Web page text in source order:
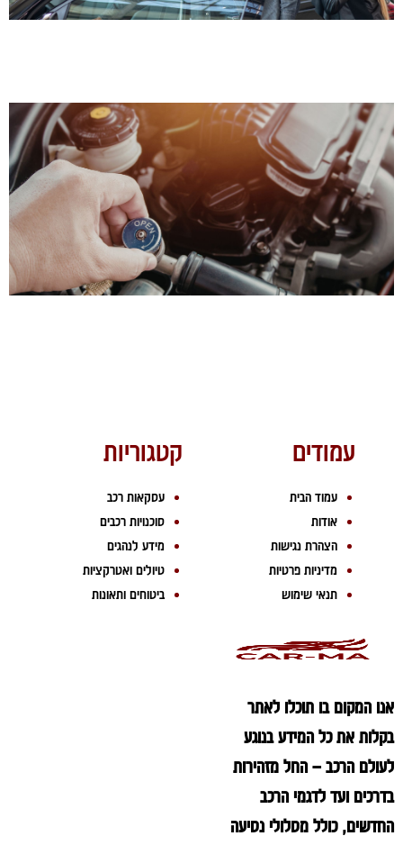
אנו המקום בו תוכלו לאתר
בקלות את כל המידע בנוגע
לעולם הרכב – החל מזהירות
בדרכים ועד לדגמי הרכב
החדשים, כולל מסלולי נסיעה
עמודים
עמוד הבית
אודות
הצהרת נגישות
מדיניות פרטיות
תנאי שימוש
קטגוריות
עסקאות רכב
סוכנויות רכבים
מידע לנהגים
טיולים ואטרקציות
ביטוחים ותאונות